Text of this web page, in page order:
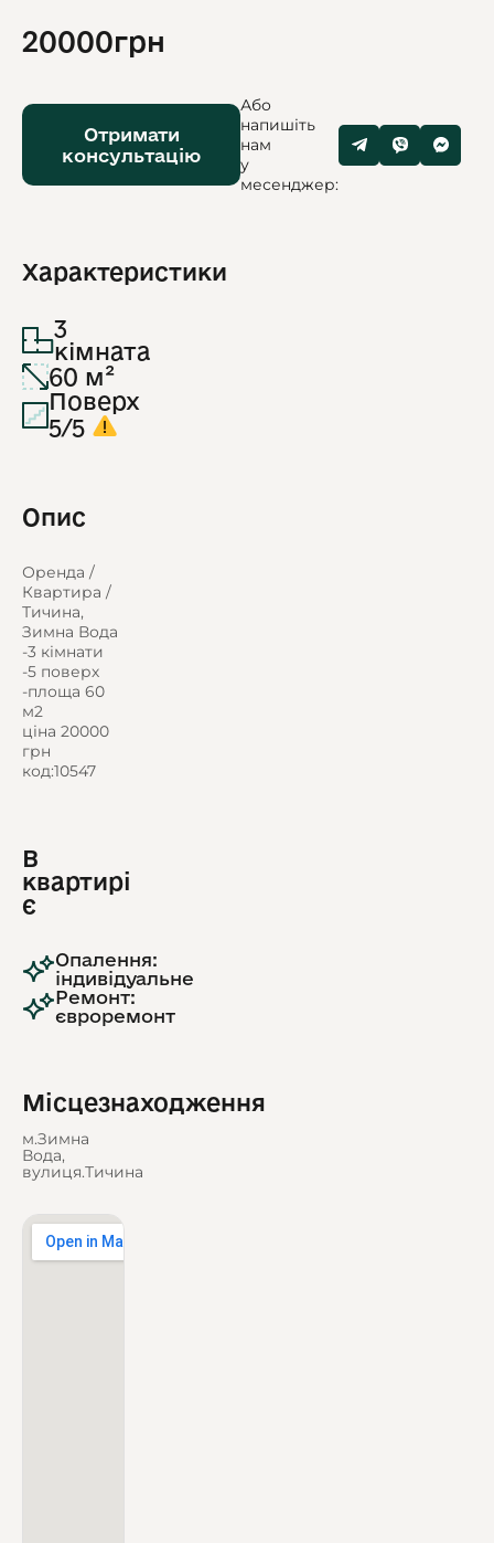
20000грн
Отримати
консультацію
Або
напишіть
нам
у
месенджер:
Характеристики
3
кімната
60 м²
Поверх
5/5
Опис
Оренда /
Квартира /
Тичина,
Зимна Вода
-3 кімнати
-5 поверх
-площа 60
м2
ціна 20000
грн
код:10547
В
квартирі
є
Опалення:
індивідуальне
Ремонт:
євроремонт
Місцезнаходження
м.Зимна
Вода,
вулиця.Тичина